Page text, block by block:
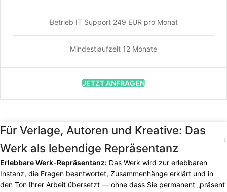
Betrieb IT Support 249 EUR pro Monat
Mindestlaufzeit 12 Monate
JETZT ANFRAGEN
Für Verlage, Autoren und Kreative: Das
Werk als lebendige Repräsentanz
Erlebbare Werk-Repräsentanz: Das Werk wird zur erlebbaren
Instanz, die Fragen beantwortet, Zusammenhänge erklärt und in
den Ton Ihrer Arbeit übersetzt — ohne dass Sie permanent „präsent